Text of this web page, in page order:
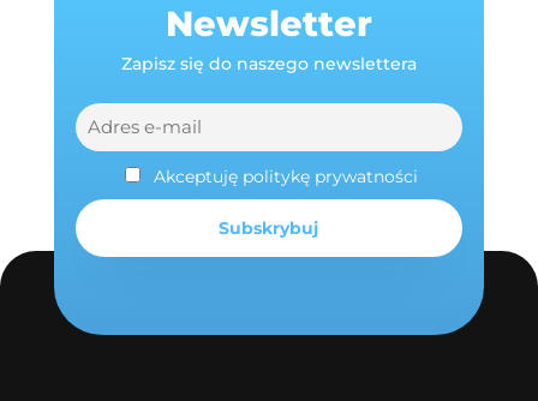
Newsletter
Zapisz się do naszego newslettera
Akceptuję politykę prywatności